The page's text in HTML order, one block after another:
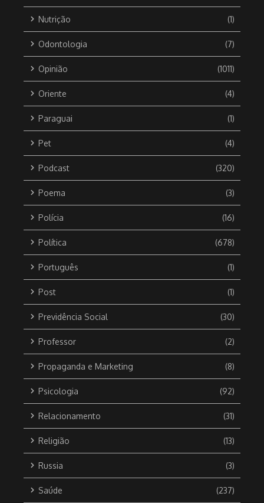
Nutrição (1)
Odontologia (7)
Opinião (1011)
Oriente (4)
Paraguai (1)
Pet (4)
Podcast (320)
Poema (3)
Polícia (16)
Política (678)
Português (1)
Post (1)
Previdência Social (30)
Professor (2)
Propaganda e Marketing (8)
Psicologia (92)
Relacionamento (31)
Religião (13)
Russia (3)
Saúde (237)